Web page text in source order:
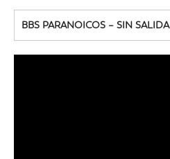
BBS PARANOICOS – SIN SALIDA